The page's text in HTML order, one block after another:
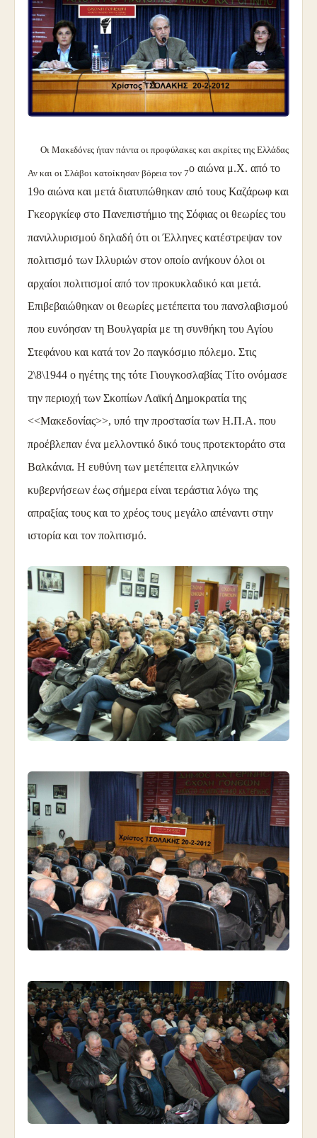
Οι Μακεδόνες ήταν πάντα οι προφύλακες και ακρίτες της Ελλάδας
Αν και οι Σλάβοι κατοίκησαν βόρεια τον 7ο αιώνα μ.Χ. από το
19ο αιώνα και μετά διατυπώθηκαν από τους Καζάρωφ και
Γκεοργκίεφ στο Πανεπιστήμιο της Σόφιας οι θεωρίες του
πανιλλυρισμού δηλαδή ότι οι Έλληνες κατέστρεψαν τον
πολιτισμό των Ιλλυριών στον οποίο ανήκουν όλοι οι
αρχαίοι πολιτισμοί από τον προκυκλαδικό και μετά.
Επιβεβαιώθηκαν οι θεωρίες μετέπειτα του πανσλαβισμού
που ευνόησαν τη Βουλγαρία με τη συνθήκη του Αγίου
Στεφάνου και κατά τον 2ο παγκόσμιο πόλεμο. Στις
2\8\1944 ο ηγέτης της τότε Γιουγκοσλαβίας Τίτο ονόμασε
την περιοχή των Σκοπίων Λαϊκή Δημοκρατία της
<<Μακεδονίας>>, υπό την προστασία των Η.Π.Α. που
προέβλεπαν ένα μελλοντικό δικό τους προτεκτοράτο στα
Βαλκάνια. Η ευθύνη των μετέπειτα ελληνικών
κυβερνήσεων έως σήμερα είναι τεράστια λόγω της
απραξίας τους και το χρέος τους μεγάλο απέναντι στην
ιστορία και τον πολιτισμό.